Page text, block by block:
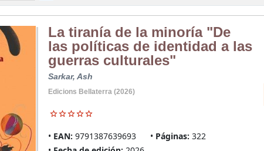
La tiranía de la minoría "De
las políticas de identidad a las
guerras culturales"
Sarkar, Ash
Edicions Bellaterra (2026)
EAN: 9791387639693 Páginas: 322